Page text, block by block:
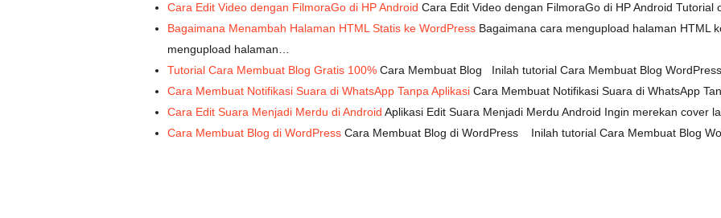
Cara Edit Video dengan FilmoraGo di HP Android Cara Edit Video dengan FilmoraGo di HP Android
Bagaimana Menambah Halaman HTML Statis ke WordPress Bagaimana cara mengupload halaman HTML
mengupload halaman…
Tutorial Cara Membuat Blog Gratis 100% Cara Membuat Blog Inilah tutorial Cara Membuat Blog
Cara Membuat Notifikasi Suara di WhatsApp Tanpa Aplikasi Cara Membuat Notifikasi Suara di WhatsApp
Cara Edit Suara Menjadi Merdu di Android Aplikasi Edit Suara Menjadi Merdu Android Ingin merekan cover
Cara Membuat Blog di WordPress Cara Membuat Blog di WordPress Inilah tutorial Cara Membuat Blog